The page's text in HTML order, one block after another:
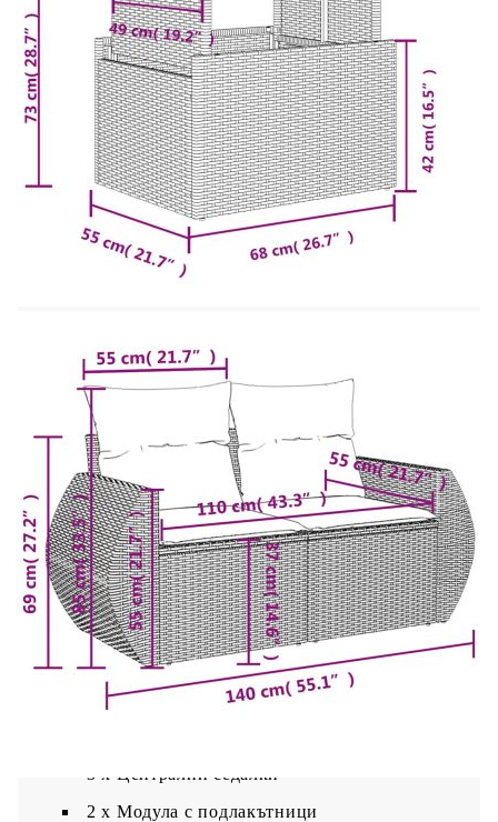
Размери: 70 x 62 x 69 см (Ш x Д x В)
Размери на седалката: 55 x 55 cм (Ш x Д)
Височина на седалката от земята: 37 см
Височина на подлакътника от земята: 55 см
Маса:
Цвят: Кафяв
Материал: PE ратан, прахово боядисана
стомана, закалено стъкло
Цвят: Кремавобял
Материал на покритието: Плат (100%
полиестер)
Материал за пълнеж на възглавницата за
сядане: Дунапрен
Материал за пълнеж на облегалката:
Памучни влакна
Размери на възглавницата на седалката: 55
x 55 x 3 см (Ш x Д x Деб)
Размери на възглавницата за облягане: 55 x
45 x 13 см (Д х Ш x Деб)
Доставката съдържа:
3 x Централни седалки
2 x Модула с подлакътници